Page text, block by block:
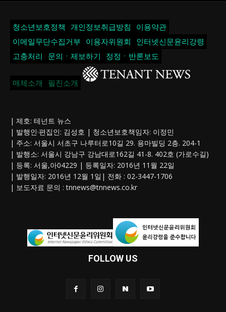
청소년보호정책 개인정보취급방침
이용약관
이메일무단수집거부
이용자위원회
인터넷신문윤리강령
고충처리
문의ㆍ제보하기 정정ㆍ반론보도
매체소개 필진소개
| 제호: 테넌트 뉴스
| 발행인·편집인: 김성호 | 청소년보호책임자: 이정민
| 주소: 서울시 서초구 나루터로10길 29. 용마빌딩 2층. 204-1
| 발행소: 서울시 강남구 강남대로162길 41-8. 402호 (가로수길)
| 등록: 서울,아04229 | 등록일자: 2016년 11월 22일
| 발행일자: 2016년 12월 1일| 전화 : 02-3447-1706
| 보도자료 문의 :tnnews@tnnews.co.kr
FOLLOW US